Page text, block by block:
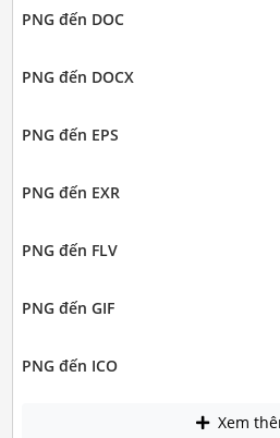
PNG đến DOC
PNG đến DOCX
PNG đến EPS
PNG đến EXR
PNG đến FLV
PNG đến GIF
PNG đến ICO
Xem